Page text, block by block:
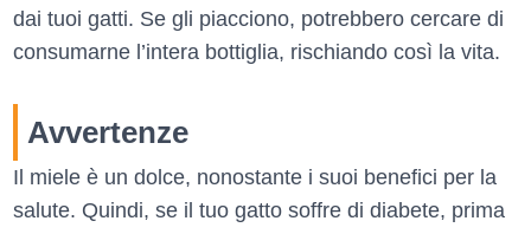
dai tuoi gatti. Se gli piacciono, potrebbero cercare di
consumarne l’intera bottiglia, rischiando così la vita.
Avvertenze
Il miele è un dolce, nonostante i suoi benefici per la
salute. Quindi, se il tuo gatto soffre di diabete, prima